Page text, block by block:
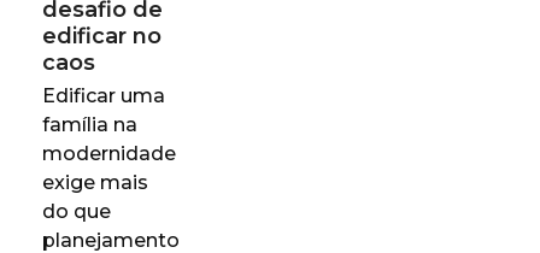
desafio de
edificar no
caos
Edificar uma
família na
modernidade
exige mais
do que
planejamento